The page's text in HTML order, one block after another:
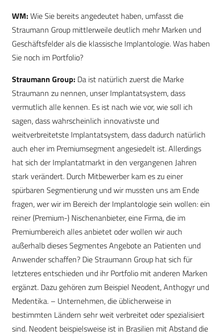
WM:Wie Sie bereits angedeutet haben, umfasst die
Straumann Group mittlerweile deutlich mehr Marken und
Geschäftsfelder als die klassische Implantologie. Was haben
Sie noch im Portfolio?
Straumann Group: Da ist natürlich zuerst die Marke
Straumann zu nennen, unser Implantatsystem, dass
vermutlich alle kennen. Es ist nach wie vor, wie soll ich
sagen, dass wahrscheinlich innovativste und
weitverbreitetste Implantatsystem, dass dadurch natürlich
auch eher im Premiumsegment angesiedelt ist. Allerdings
hat sich der Implantatmarkt in den vergangenen Jahren
stark verändert. Durch Mitbewerber kam es zu einer
spürbaren Segmentierung und wir mussten uns am Ende
fragen, wer wir im Bereich der Implantologie sein wollen: ein
reiner (Premium-) Nischenanbieter, eine Firma, die im
Premiumbereich alles anbietet oder wollen wir auch
außerhalb dieses Segmentes Angebote an Patienten und
Anwender schaffen? Die Straumann Group hat sich für
letzteres entschieden und ihr Portfolio mit anderen Marken
ergänzt. Dazu gehören zum Beispiel Neodent, Anthogyr und
Medentika. – Unternehmen, die üblicherweise in
bestimmten Ländern sehr weit verbreitet oder spezialisiert
sind. Neodent beispielsweise ist in Brasilien mit Abstand die